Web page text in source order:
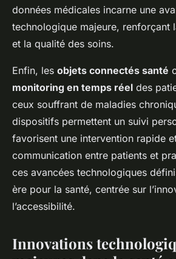
données médicales incarne une
technologique majeure, renforçant
et la qualité des soins.
Enfin, les objets connectés santé
monitoring en temps réel des
ceux souffrant de maladies
dispositifs permettent un suivi
favorisent une intervention rapide
communication entre patients et
ces avancées technologiques
ère pour la santé, centrée sur
l’accessibilité.
Innovations